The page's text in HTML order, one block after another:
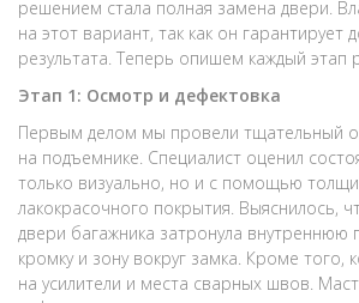
решением стала полная замена двери.
на этот вариант, так как он гарантирует
результата. Теперь опишем каждый этап
Этап 1: Осмотр и дефектовка
Первым делом мы провели тщательный
на подъемнике. Специалист оценил
только визуально, но и с помощью
лакокрасочного покрытия. Выяснилось,
двери багажника затронула
кромку и зону вокруг замка. Кроме того,
на усилители и места сварных швов.